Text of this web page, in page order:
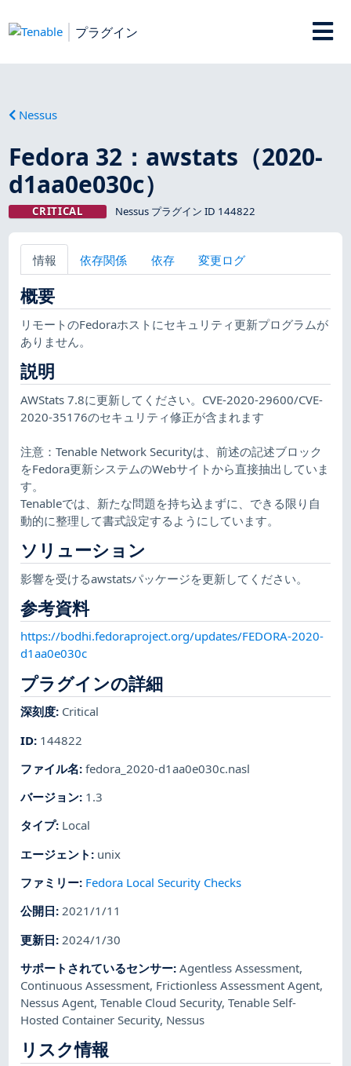
プラグイン
Nessus
Fedora 32：awstats（2020-
d1aa0e030c）
CRITICAL Nessus プラグイン ID 144822
情報 依存関係 依存 変更ログ
概要
リモートのFedoraホストにセキュリティ更新プログラムが
ありません。
説明
AWStats 7.8に更新してください。CVE-2020-29600/CVE-
2020-35176のセキュリティ修正が含まれます
注意：Tenable Network Securityは、前述の記述ブロック
をFedora更新システムのWebサイトから直接抽出していま
す。
Tenableでは、新たな問題を持ち込まずに、できる限り自
動的に整理して書式設定するようにしています。
ソリューション
影響を受けるawstatsパッケージを更新してください。
参考資料
https://bodhi.fedoraproject.org/updates/FEDORA-2020-
d1aa0e030c
プラグインの詳細
深刻度: Critical
ID: 144822
ファイル名:fedora_2020-d1aa0e030c.nasl
バージョン: 1.3
タイプ: Local
エージェント : unix
ファミリー: Fedora Local Security Checks
公開日:2021/1/11
更新日: 2024/1/30
サポートされているセンサー:Agentless Assessment,
Continuous Assessment, Frictionless Assessment Agent,
Nessus Agent,Tenable Cloud Security,Tenable Self-
Hosted Container Security, Nessus
リスク情報